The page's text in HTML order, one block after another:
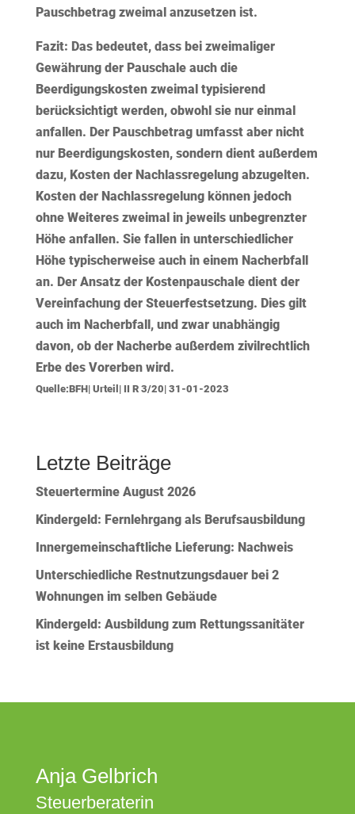
Pauschbetrag zweimal anzusetzen ist.
Fazit: Das bedeutet, dass bei zweimaliger
Gewährung der Pauschale auch die
Beerdigungskosten zweimal typisierend
berücksichtigt werden, obwohl sie nur einmal
anfallen. Der Pauschbetrag umfasst aber nicht
nur Beerdigungskosten, sondern dient außerdem
dazu, Kosten der Nachlassregelung abzugelten.
Kosten der Nachlassregelung können jedoch
ohne Weiteres zweimal in jeweils unbegrenzter
Höhe anfallen. Sie fallen in unterschiedlicher
Höhe typischerweise auch in einem Nacherbfall
an. Der Ansatz der Kostenpauschale dient der
Vereinfachung der Steuerfestsetzung. Dies gilt
auch im Nacherbfall, und zwar unabhängig
davon, ob der Nacherbe außerdem zivilrechtlich
Erbe des Vorerben wird.
Quelle:BFH| Urteil| II R 3/20| 31-01-2023
Letzte Beiträge
Steuertermine August 2026
Kindergeld: Fernlehrgang als Berufsausbildung
Innergemeinschaftliche Lieferung: Nachweis
Unterschiedliche Restnutzungsdauer bei 2
Wohnungen im selben Gebäude
Kindergeld: Ausbildung zum Rettungssanitäter
ist keine Erstausbildung
Anja Gelbrich
Steuerberaterin